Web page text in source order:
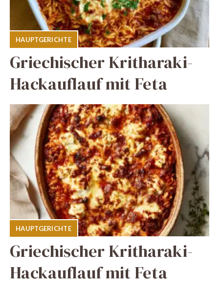
HAUPTGERICHTE
Griechischer Kritharaki-
Hackauflauf mit Feta
HAUPTGERICHTE
Griechischer Kritharaki-
Hackauflauf mit Feta